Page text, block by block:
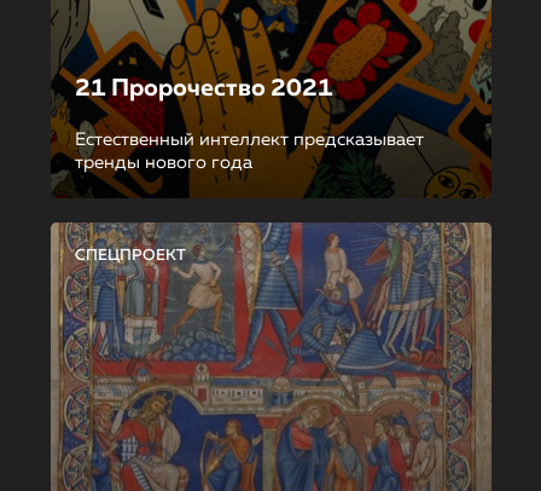
21 Пророчество 2021
Естественный интеллект предсказывает
тренды нового года
СПЕЦПРОЕКТ